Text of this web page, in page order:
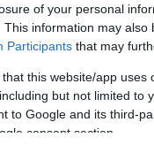
of your personal
This information may
Participants that may
that this website/app
but not limited to
to Google and its third-
consent section.